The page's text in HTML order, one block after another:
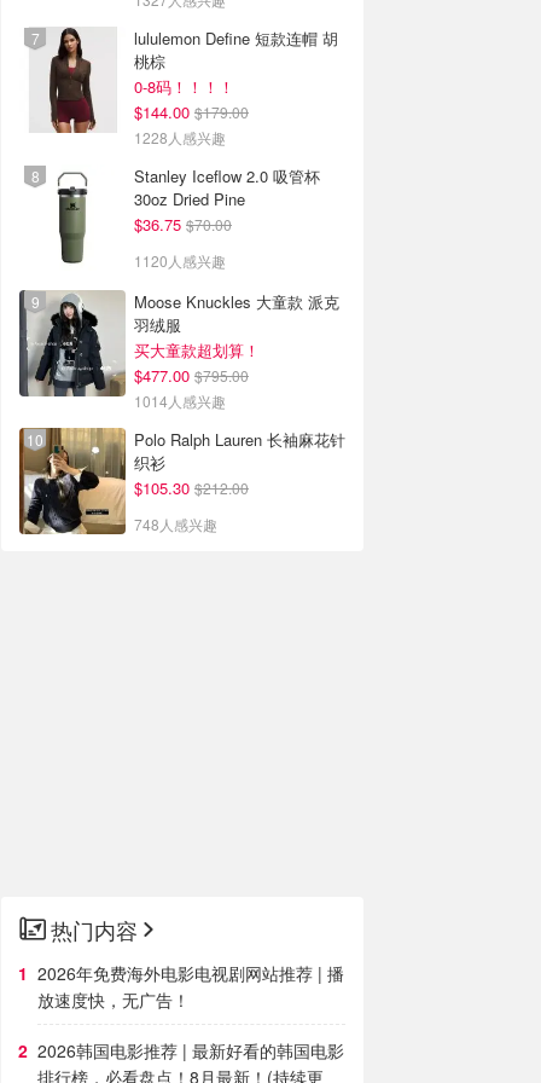
lululemon Define 短款连帽 胡
桃棕
0-8码！！！！
$144.00 $179.00
1228人感兴趣
Stanley Iceflow 2.0 吸管杯
30oz Dried Pine
$36.75 $70.00
1120人感兴趣
Moose Knuckles 大童款 派克
羽绒服
买大童款超划算！
$477.00 $795.00
1014人感兴趣
Polo Ralph Lauren 长袖麻花针
织衫
$105.30 $212.00
748人感兴趣
热门内容
2026年免费海外电影电视剧网站推荐 | 播
放速度快，无广告！
2026韩国电影推荐 | 最新好看的韩国电影
排行榜，必看盘点！8月最新！(持续更